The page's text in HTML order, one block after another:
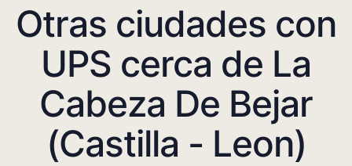
Otras ciudades con
UPS cerca de La
Cabeza De Bejar
(Castilla - Leon)